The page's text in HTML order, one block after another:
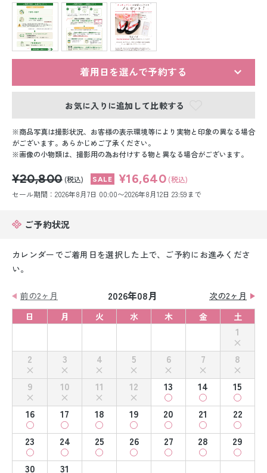
留袖レンタル
スーツレンタル
色打掛&紋付袴レンタル
白無垢&紋付袴レンタル
小物販売品
着用日を選んで予約する
お気に入りに追加して比較する
商品写真は撮影状況、お客様の表示環境等により実物と印象の異なる場合
がございます。あらかじめご了承ください。
画像の小物類は、撮影用の為お付けする物と異なる場合がございます。
¥20,800 (税込) ¥16,640 (税込)
セール期間：2026年8月7日 00:00〜2026年8月12日 23:59まで
ご予約状況
カレンダーでご着用日を選択した上で、ご予約にお進みくださ
い。
前の2ヶ月 2026年08月
次の2ヶ月
日
月 火 水 木 金 土
1
2
3 4 5 6 7
8
9
10 11 12 13 14
15
16
17 18 19 20 21
22
23
24 25 26 27 28
29
30
31